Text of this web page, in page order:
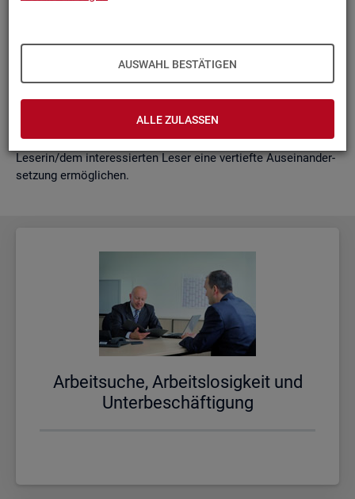
AUSWAHL BESTÄTIGEN
ALLE ZULASSEN
sam­men­ge­fasst. Damit ent­steht ein klei­nes Nach­schla­ge­
werk zu zen­tra­len Be­grif­fen und Fra­ge­stel­lun­gen der Ar­beits­
markt- und Grund­si­che­rungs­sta­tis­tik. Dabei wer­den diese Be­
grif­fe in kur­zer Form er­klärt und immer auch mit wei­ter­füh­
ren­den In­for­ma­ti­ons­quel­len ver­bun­den, die der in­ter­es­sier­ten
Le­se­rin/dem in­ter­es­sier­ten Leser eine ver­tief­te Aus­ein­an­der­
set­zung er­mög­li­chen.
Ar­beit­su­che, Ar­beits­lo­sig­keit und
Un­ter­be­schäf­ti­gung